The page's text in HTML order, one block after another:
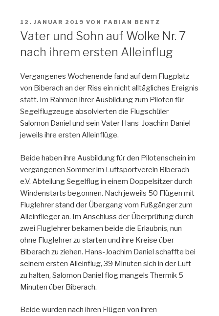
VERÖFFENTLICHT
AM
12. JANUAR 2019 VON FABIAN BENTZ
Vater und Sohn auf Wolke Nr. 7
nach ihrem ersten Alleinflug
Vergangenes Wochenende fand auf dem Flugplatz
von Biberach an der Riss ein nicht alltägliches Ereignis
statt. Im Rahmen ihrer Ausbildung zum Piloten für
Segelflugzeuge absolvierten die Flugschüler
Salomon Daniel und sein Vater Hans-Joachim Daniel
jeweils ihre ersten Alleinflüge.
Beide haben ihre Ausbildung für den Pilotenschein im
vergangenen Sommer im Luftsportverein Biberach
e.V. Abteilung Segelflug in einem Doppelsitzer durch
Windenstarts begonnen. Nach jeweils 50 Flügen mit
Fluglehrer stand der Übergang vom Fußgänger zum
Alleinflieger an. Im Anschluss der Überprüfung durch
zwei Fluglehrer bekamen beide die Erlaubnis, nun
ohne Fluglehrer zu starten und ihre Kreise über
Biberach zu ziehen. Hans-Joachim Daniel schaffte bei
seinem ersten Alleinflug, 39 Minuten sich in der Luft
zu halten, Salomon Daniel flog mangels Thermik 5
Minuten über Biberach.
Beide wurden nach ihren Flügen von ihren